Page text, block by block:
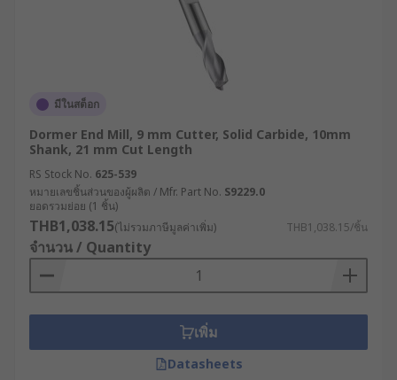
มีในสต็อก
Dormer End Mill, 9 mm Cutter, Solid Carbide, 10mm
Shank, 21 mm Cut Length
RS Stock No. 625-539
หมายเลขชิ้นส่วนของผู้ผลิต / Mfr. Part No. S9229.0
ยอดรวมย่อย (1 ชิ้น)
THB1,038.15(ไม่รวมภาษีมูลค่าเพิ่ม) THB1,038.15/ชิ้น
จำนวน / Quantity
เพิ่ม
Datasheets